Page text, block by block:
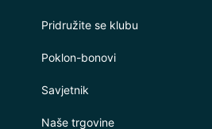
Pridružite se klubu
Poklon-bonovi
Savjetnik
Naše trgovine